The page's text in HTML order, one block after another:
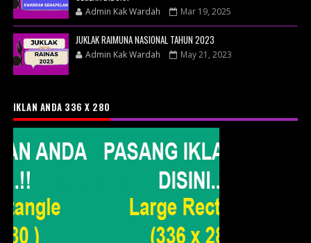
Admin Kak Wardah Mar 19, 2025
JUKLAK RAIMUNA NASIONAL TAHUN 2023
Admin Kak Wardah May 21, 2023
IKLAN ANDA 336 X 280